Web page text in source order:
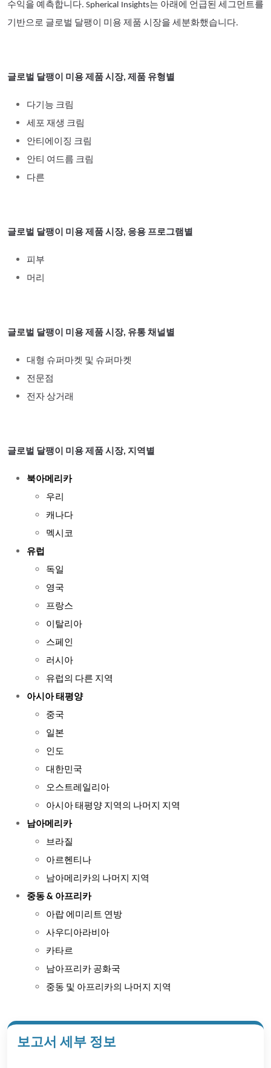
수익을 예측합니다. Spherical Insights는 아래에 언급된 세그먼트를
기반으로 글로벌 달팽이 미용 제품 시장을 세분화했습니다.
글로벌 달팽이 미용 제품 시장, 제품 유형별
다기능 크림
세포 재생 크림
안티에이징 크림
안티 여드름 크림
다른
글로벌 달팽이 미용 제품 시장, 응용 프로그램별
피부
머리
글로벌 달팽이 미용 제품 시장, 유통 채널별
대형 슈퍼마켓 및 슈퍼마켓
전문점
전자 상거래
글로벌 달팽이 미용 제품 시장, 지역별
북아메리카
우리
캐나다
멕시코
유럽
독일
영국
프랑스
이탈리아
스페인
러시아
유럽의 다른 지역
아시아 태평양
중국
일본
인도
대한민국
오스트레일리아
아시아 태평양 지역의 나머지 지역
남아메리카
브라질
아르헨티나
남아메리카의 나머지 지역
중동 & 아프리카
아랍 에미리트 연방
사우디아라비아
카타르
남아프리카 공화국
중동 및 아프리카의 나머지 지역
보고서 세부 정보